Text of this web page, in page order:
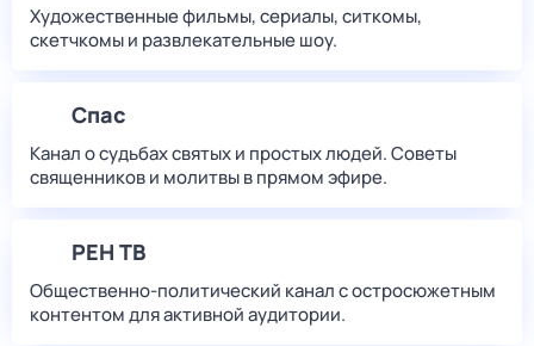
Художественные фильмы, сериалы, ситкомы,
скетчкомы и развлекательные шоу.
Спас
Канал о судьбах святых и простых людей. Советы
священников и молитвы в прямом эфире.
РЕН ТВ
Общественно-политический канал с остросюжетным
контентом для активной аудитории.